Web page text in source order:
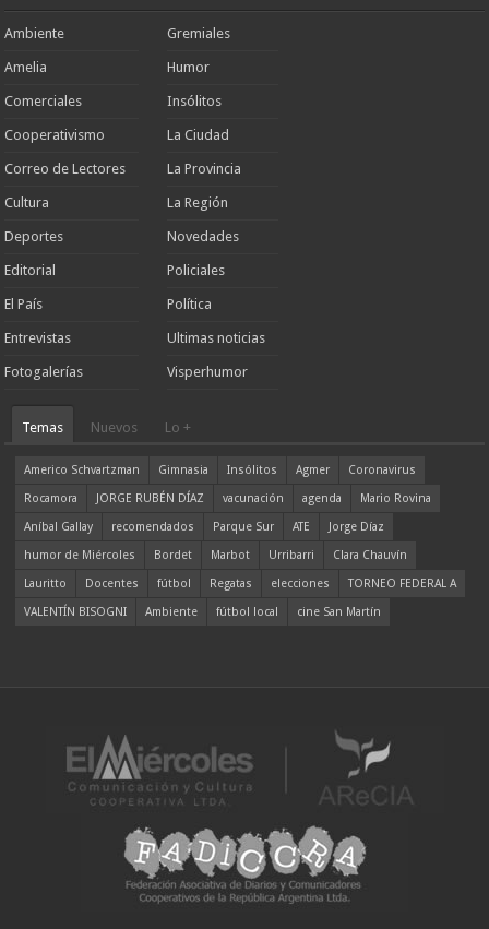
Ambiente
Amelia
Comerciales
Cooperativismo
Correo de Lectores
Cultura
Deportes
Editorial
El País
Entrevistas
Fotogalerías
Gremiales
Humor
Insólitos
La Ciudad
La Provincia
La Región
Novedades
Policiales
Política
Ultimas noticias
Visperhumor
Temas Nuevos Lo +
Americo Schvartzman Gimnasia Insólitos Agmer
Coronavirus
Rocamora
JORGE RUBÉN DÍAZ vacunación agenda
Mario Rovina
Aníbal Gallay
recomendados Parque Sur ATE
Jorge Díaz
humor de Miércoles
Bordet Marbot Urribarri
Clara Chauvín
Lauritto
Docentes fútbol Regatas elecciones
TORNEO FEDERAL A
VALENTÍN BISOGNI
Ambiente fútbol local cine San Martín